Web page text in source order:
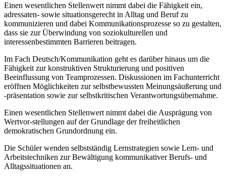
Einen wesentlichen Stellenwert nimmt dabei die Fähigkeit ein,
adressaten- sowie situationsgerecht in Alltag und Beruf zu
kommunizieren und dabei Kommunikationsprozesse so zu gestalten,
dass sie zur Überwindung von soziokulturellen und
interessenbestimmten Barrieren beitragen.
Im Fach Deutsch/Kommunikation geht es darüber hinaus um die
Fähigkeit zur konstruktiven Strukturierung und positiven
Beeinflussung von Teamprozessen. Diskussionen im Fachunterricht
eröffnen Möglichkeiten zur selbstbewussten Meinungsäußerung und
-präsentation sowie zur selbstkritischen Verantwortungsübernahme.
Einen wesentlichen Stellenwert nimmt dabei die Ausprägung von
Wertvor-stellungen auf der Grundlage der freiheitlichen
demokratischen Grundordnung ein.
Die Schüler wenden selbstständig Lernstrategien sowie Lern- und
Arbeitstechniken zur Bewältigung kommunikativer Berufs- und
Alltagssituationen an.